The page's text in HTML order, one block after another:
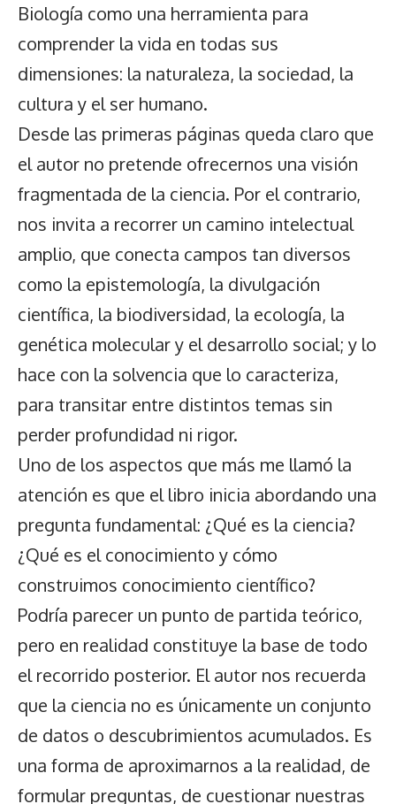
Biología como una herramienta para
comprender la vida en todas sus
dimensiones: la naturaleza, la sociedad, la
cultura y el ser humano.
Desde las primeras páginas queda claro que
el autor no pretende ofrecernos una visión
fragmentada de la ciencia. Por el contrario,
nos invita a recorrer un camino intelectual
amplio, que conecta campos tan diversos
como la epistemología, la divulgación
científica, la biodiversidad, la ecología, la
genética molecular y el desarrollo social; y lo
hace con la solvencia que lo caracteriza,
para transitar entre distintos temas sin
perder profundidad ni rigor.
Uno de los aspectos que más me llamó la
atención es que el libro inicia abordando una
pregunta fundamental: ¿Qué es la ciencia?
¿Qué es el conocimiento y cómo
construimos conocimiento científico?
Podría parecer un punto de partida teórico,
pero en realidad constituye la base de todo
el recorrido posterior. El autor nos recuerda
que la ciencia no es únicamente un conjunto
de datos o descubrimientos acumulados. Es
una forma de aproximarnos a la realidad, de
formular preguntas, de cuestionar nuestras